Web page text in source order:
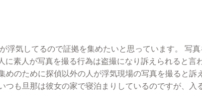
浮気してるので証拠を集めたいと思っています。 写真
に素人が写真を撮る行為は盗撮になり訴えられると言